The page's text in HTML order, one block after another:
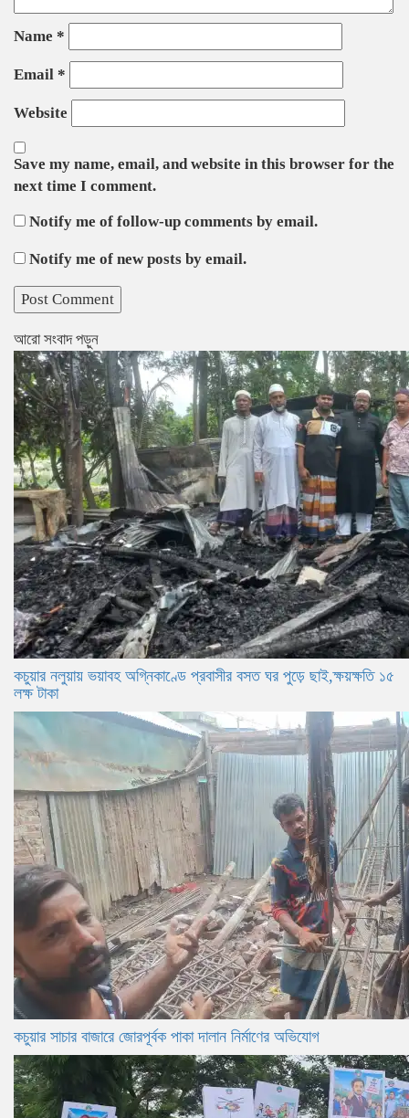
Name *
Email *
Website
Save my name, email, and website in this browser for the
next time I comment.
Notify me of follow-up comments by email.
Notify me of new posts by email.
আরো সংবাদ পড়ুন
কচুয়ার নলুয়ায় ভয়াবহ অগ্নিকাণ্ডে প্রবাসীর বসত ঘর পুড়ে ছাই,ক্ষয়ক্ষতি ১৫
লক্ষ টাকা
কচুয়ার সাচার বাজারে জোরপূর্বক পাকা দালান নির্মাণের অভিযোগ